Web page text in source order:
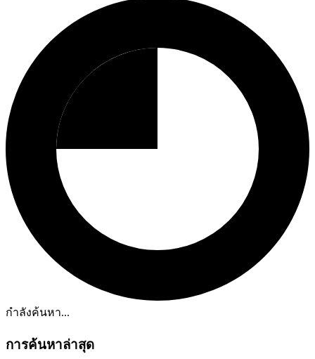
กำลังค้นหา...
การค้นหาล่าสุด